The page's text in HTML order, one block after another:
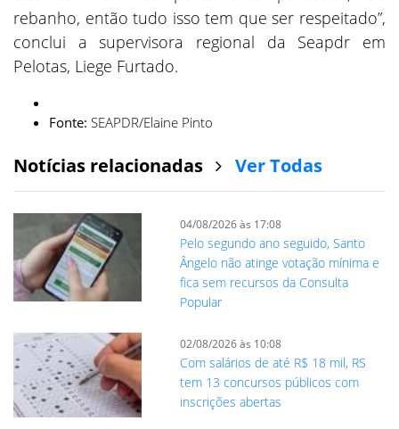
rebanho, então tudo isso tem que ser respeitado”,
conclui a supervisora regional da Seapdr em
Pelotas, Liege Furtado.
Fonte: SEAPDR/Elaine Pinto
Notícias relacionadas Ver Todas
04/08/2026 às 17:08
Pelo segundo ano seguido, Santo
Ângelo não atinge votação mínima e
fica sem recursos da Consulta
Popular
02/08/2026 às 10:08
Com salários de até R$ 18 mil, RS
tem 13 concursos públicos com
inscrições abertas